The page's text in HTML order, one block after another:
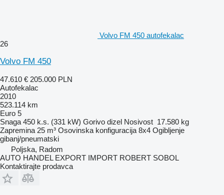
Volvo FM 450 autofekalac
26
Volvo FM 450
47.610 € 205.000 PLN
Autofekalac
2010
523.114 km
Euro 5
Snaga 450 k.s. (331 kW) Gorivo dizel Nosivost 17.580 kg
Zapremina 25 m³ Osovinska konfiguracija 8x4 Ogibljenje
gibanj/pneumatski
Poljska, Radom
AUTO HANDEL EXPORT IMPORT ROBERT SOBOL
Kontaktirajte prodavca